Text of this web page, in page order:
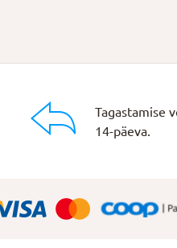
Tagastamise
14-päeva.